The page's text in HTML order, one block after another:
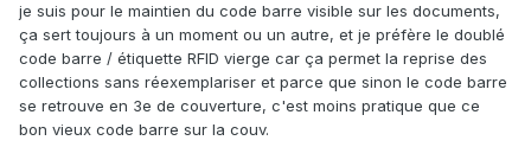
je suis pour le maintien du code barre visible sur les documents,
ça sert toujours à un moment ou un autre, et je préfère le doublé
code barre / étiquette RFID vierge car ça permet la reprise des
collections sans réexemplariser et parce que sinon le code barre
se retrouve en 3e de couverture, c'est moins pratique que ce
bon vieux code barre sur la couv.